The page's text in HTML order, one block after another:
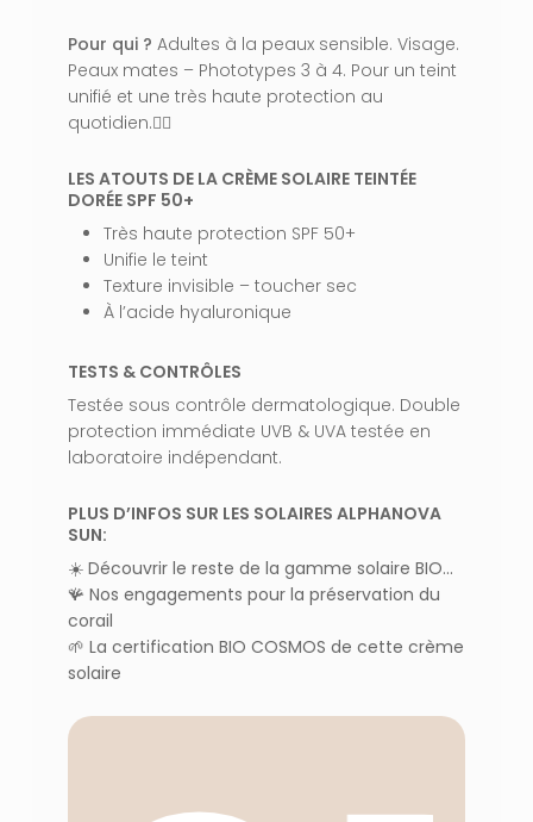
VOTRE PANIER EST VIDE.
Pour qui ? Adultes à la peaux sensible. Visage.
Peaux mates – Phototypes 3 à 4. Pour un teint
unifié et une très haute protection au
quotidien.👩‍⚕️
LES ATOUTS DE LA CRÈME SOLAIRE TEINTÉE
DORÉE SPF 50+
Très haute protection SPF 50+
Unifie le teint
Texture invisible – toucher sec
À l’acide hyaluronique
TESTS & CONTRÔLES
Testée sous contrôle dermatologique. Double
protection immédiate UVB & UVA testée en
laboratoire indépendant.
PLUS D’INFOS SUR LES SOLAIRES ALPHANOVA
SUN:
☀️ Découvrir le reste de la gamme solaire BIO…
🪸 Nos engagements pour la préservation du
corail
🌱 La certification BIO COSMOS de cette crème
solaire